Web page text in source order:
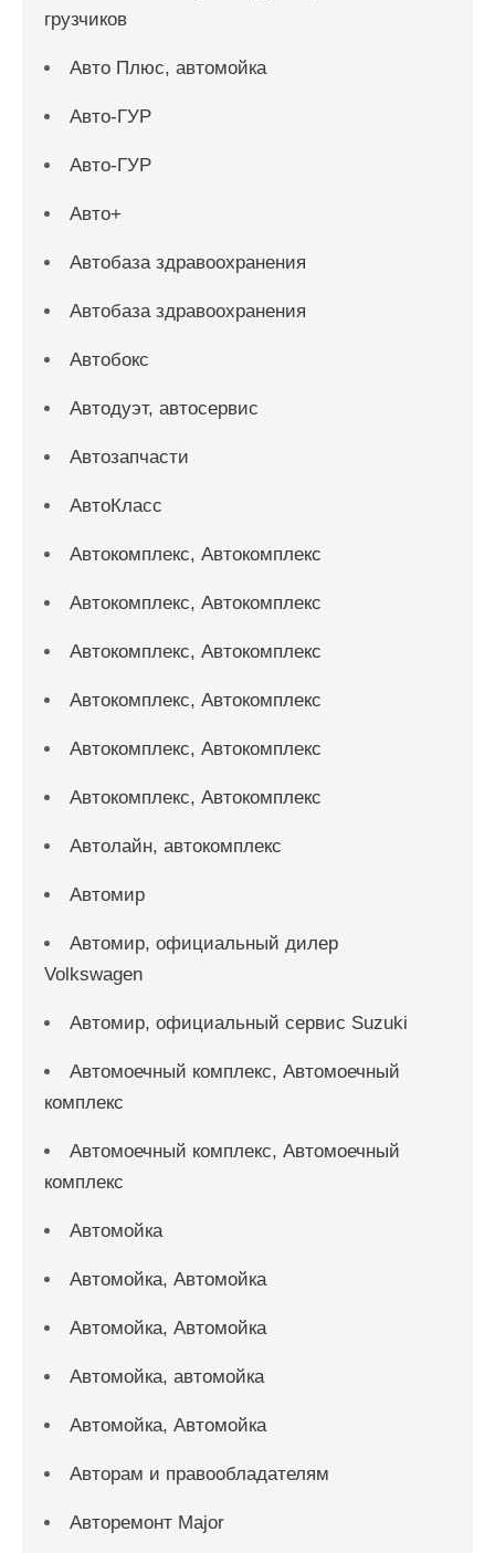
грузчиков
Авто Плюс, автомойка
Авто-ГУР
Авто-ГУР
Авто+
Автобаза здравоохранения
Автобаза здравоохранения
Автобокс
Автодуэт, автосервис
Автозапчасти
АвтоКласс
Автокомплекс, Автокомплекс
Автокомплекс, Автокомплекс
Автокомплекс, Автокомплекс
Автокомплекс, Автокомплекс
Автокомплекс, Автокомплекс
Автокомплекс, Автокомплекс
Автолайн, автокомплекс
Автомир
Автомир, официальный дилер
Volkswagen
Автомир, официальный сервис Suzuki
Автомоечный комплекс, Автомоечный
комплекс
Автомоечный комплекс, Автомоечный
комплекс
Автомойка
Автомойка, Автомойка
Автомойка, Автомойка
Автомойка, автомойка
Автомойка, Автомойка
Авторам и правообладателям
Авторемонт Major